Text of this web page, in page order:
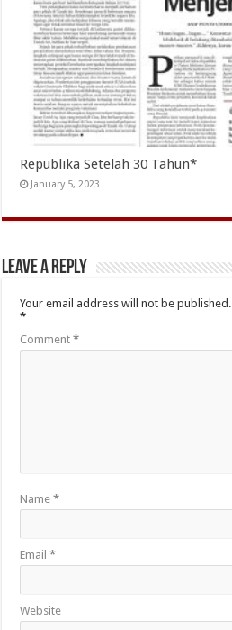
Republika Setelah 30 Tahun*
January 5, 2023
Leave a Reply
Your email address will not be published.
*
Comment*
Name*
Email*
Website